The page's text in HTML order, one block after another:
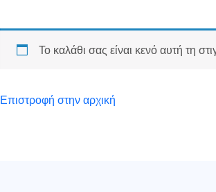
Το καλάθι σας είναι κενό αυτή τη
Επιστροφή στην αρχική